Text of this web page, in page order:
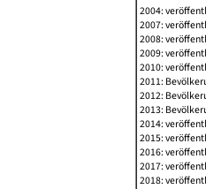
2004:
2007:
2008:
2009:
2010:
2011:
2012:
2013:
2014:
2015:
2016:
2017:
2018: